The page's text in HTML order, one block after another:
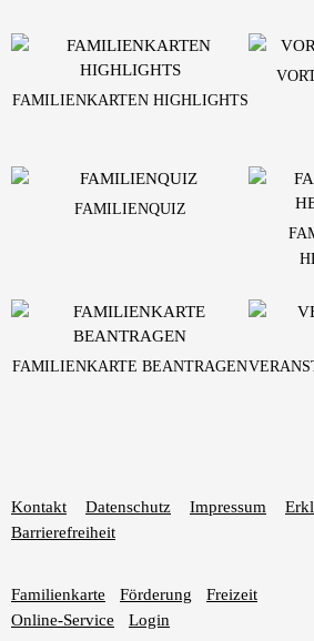
Kontakt Datenschutz Impressum
Barrierefreiheit
Familienkarte Förderung
Freizeit
Online-Service
Login
FAMILIENKARTEN HIGHLIGHTS
FAMILIENQUIZ
FAMILIENKARTE BEANTRAGEN